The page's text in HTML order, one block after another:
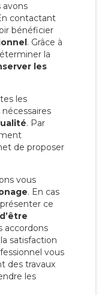
avons
contactant
bénéficier
. Grâce à
la
les
les
. Par
de proposer
vous
. En cas
ce
d’être
accordons
satisfaction
vous
des travaux
les